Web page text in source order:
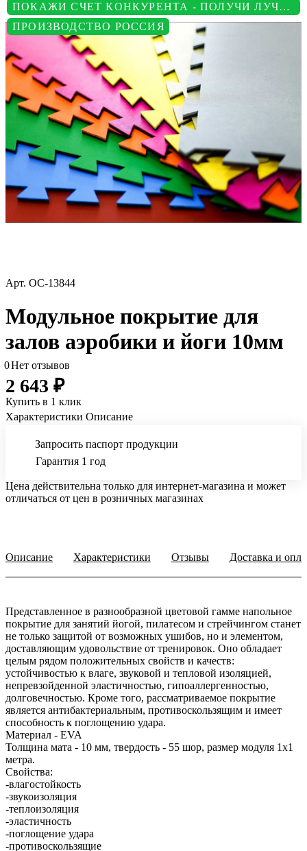
ПОКАЖИ СЧЕТ КОНКУРЕНТА - ПОЛУЧИ ЛУЧШУЮ ЦЕНУ
ПРОИЗВОДСТВО РОССИЯ
Арт. ОС-13844
Модульное покрытие для
залов аэробики и йоги 10мм
0Нет отзывов
2 643 ₽
Купить в 1 клик
Характеристики Описание
Запросить паспорт продукции
Гарантия 1 год
Цена действительна только для интернет-магазина и может
отличаться от цен в розничных магазинах
Описание Характеристики Отзывы Доставка и
Представленное в разнообразной цветовой гамме напольное
покрытие для занятий йогой, пилатесом и стрейчингом станет
не только защитой от возможных ушибов, но и элементом,
доставляющим удовольствие от тренировок. Оно обладает
целым рядом положительных свойств и качеств:
устойчивостью к влаге, звуковой и тепловой изоляцией,
непревзойденной эластичностью, гипоаллергенностью,
долговечностью. Кроме того, рассматриваемое покрытие
является антибактериальным, противоскользящим и имеет
способность к поглощению удара.
Материал - EVA
Толщина мата - 10 мм, твердость - 55 шор, размер модуля 1х1
метра.
Свойства:
-влагостойкость
-звукоизоляция
-теплоизоляция
-эластичность
-поглощение удара
-противоскользящие